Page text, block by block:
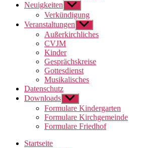
Neuigkeiten Untermenü
anzeigen
Verkündigung
Veranstaltungen Untermenü
anzeigen
Außerkirchliches
CVJM
Kinder
Gesprächskreise
Gottesdienst
Musikalisches
Datenschutz
Downloads Untermenü
anzeigen
Formulare Kindergarten
Formulare Kirchgemeinde
Formulare Friedhof
Startseite